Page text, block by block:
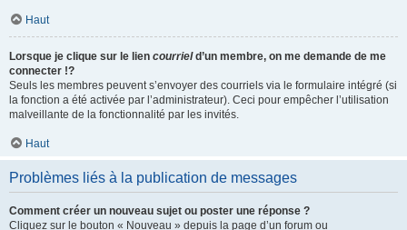
Haut
Lorsque je clique sur le lien courrield’un membre, on me demande de me
connecter !?
Seuls les membres peuvent s’envoyer des courriels via le formulaire intégré (si
la fonction a été activée par l’administrateur). Ceci pour empêcher l’utilisation
malveillante de la fonctionnalité par les invités.
Haut
Problèmes liés à la publication de messages
Comment créer un nouveau sujet ou poster une réponse ?
Cliquez sur le bouton « Nouveau » depuis la page d’un forum ou